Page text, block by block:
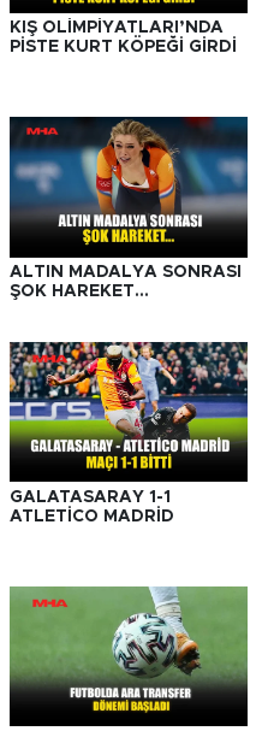
KIŞ OLİMPİYATLARI’NDA
PİSTE KURT KÖPEĞİ GİRDİ
ALTIN MADALYA SONRASI
ŞOK HAREKET...
GALATASARAY 1-1
ATLETİCO MADRİD